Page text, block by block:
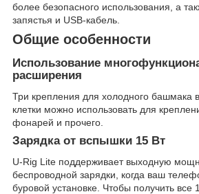
более безопасного использования, а
запястья и USB-кабель.
Общие особенности
Использование
расширения
Три крепления для холодного башмака
клетки можно использовать для
фонарей и прочего.
Зарядка от вспышки 15 Вт
U-Rig Lite поддерживает выходную
беспроводной зарядки, когда ваш
буровой установке. Чтобы получить все